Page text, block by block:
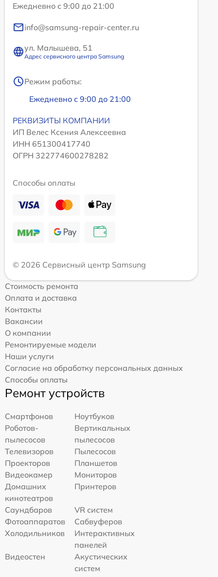
Ежедневно с 9:00 до 21:00
info@samsung-repair-center.ru
ул. Малышева, 51
Адрес сервисного центра Samsung
Режим работы:
Ежедневно с 9:00 до 21:00
РЕКВИЗИТЫ КОМПАНИИ
ИП Велес Ксения Алексеевна
ИНН 651300417740
ОГРН 322774600278282
Способы оплаты
© 2026 Сервисный центр Samsung
Стоимость ремонта
Оплата и доставка
Контакты
Вакансии
О компании
Ремонтируемые модели
Наши услуги
Согласие на обработку персональных данных
Способы оплаты
Ремонт устройств
Смартфонов
Ноутбуков
Роботов-
пылесосов
Вертикальных
пылесосов
Телевизоров
Пылесосов
Проекторов
Планшетов
Видеокамер
Мониторов
Домашних
кинотеатров
Принтеров
Саундбаров
VR систем
Фотоаппаратов
Сабвуферов
Холодильников
Интерактивных
панелей
Видеостен
Акустических
систем